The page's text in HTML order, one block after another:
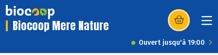
Biocoop Mere Nature (s’ouvre dans
Ouvert jusqu'à 19:00